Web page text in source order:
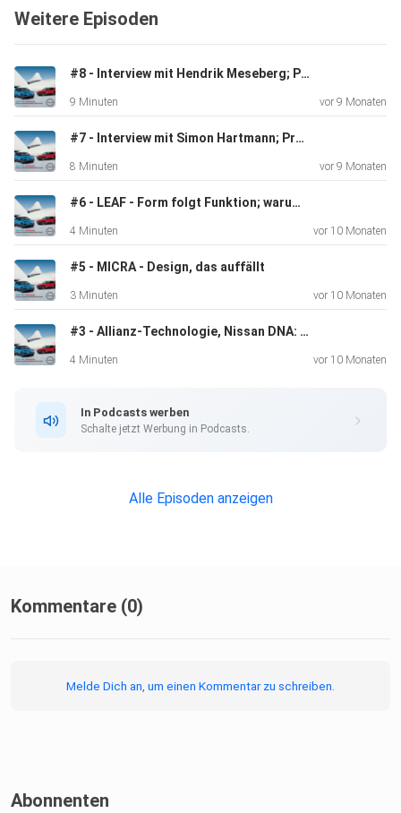
Weitere Episoden
#8 - Interview mit Hendrik Meseberg; Produktmanger des NISSAN LEAF
9 Minuten vor 9 Monaten
#7 - Interview mit Simon Hartmann; Produktmanger des NISSAN MICRA
8 Minuten vor 9 Monaten
#6 - LEAF - Form folgt Funktion; warum der neue LEAF so aussieht, wie er fährt
4 Minuten vor 10 Monaten
#5 - MICRA - Design, das auffällt
3 Minuten vor 10 Monaten
#3 - Allianz-Technologie, Nissan DNA: Der neue MICRA
4 Minuten vor 10 Monaten
In Podcasts werben
Schalte jetzt Werbung in Podcasts.
Alle Episoden anzeigen
Kommentare (0)
Melde Dich an, um einen Kommentar zu schreiben.
Abonnenten